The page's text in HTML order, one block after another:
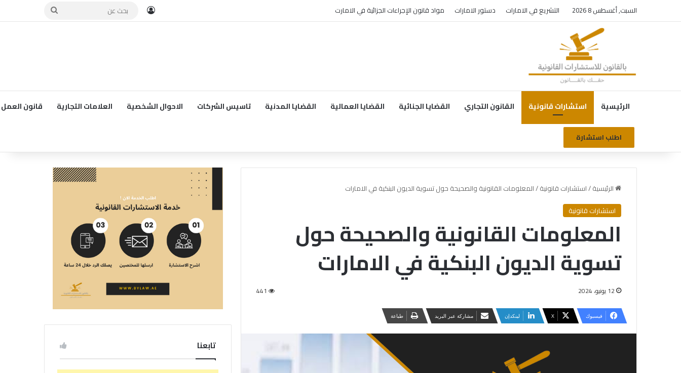
السبت, أغسطس 8 2026 التشريع في الامارات دستور الامارات مواد قانون الإجراءات الجزائية في الامارت تسجيل الدخول
بحث
الرئيسية استشارات قانونية القانون التجاري القضايا الجنائية القضايا العمالية القضايا المدنية تاسيس الشركات الاحوال الشخصية العلامات التجارية قانون العمل
اطلب استشارة
الرئيسية/استشارات قانونية/المعلومات القانونية والصحيحة حول تسوية الديون البنكية في الامارات
استشارات قانونية
المعلومات القانونية والصحيحة حول
تسوية الديون البنكية في الامارات
12 يونيو، 2024 441
فيسبوك ‫X لينكدإن مشاركة عبر البريد طباعة
تابعنا